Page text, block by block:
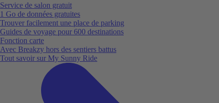
Service de salon gratuit
1 Go de données gratuites
Trouver facilement une place de parking
Guides de voyage pour 600 destinations
Fonction carte
Avec Breakzy hors des sentiers battus
Tout savoir sur My Sunny Ride